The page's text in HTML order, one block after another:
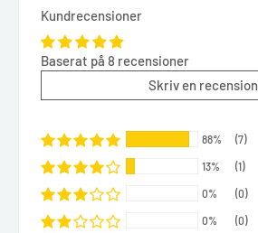
Kundrecensioner
Baserat på 8 recensioner
Skriv en recension
88% (7)
13% (1)
0% (0)
0% (0)